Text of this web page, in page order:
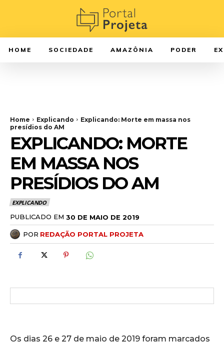
HOME SOCIEDADE AMAZÔNIA PODER
Home Explicando
Explicando: Morte em massa nos
presídios do AM
EXPLICANDO: MORTE
EM MASSA NOS
PRESÍDIOS DO AM
EXPLICANDO
PUBLICADO EM 30 DE MAIO DE 2019
POR REDAÇÃO PORTAL PROJETA
Os dias 26 e 27 de maio de 2019 foram marcados